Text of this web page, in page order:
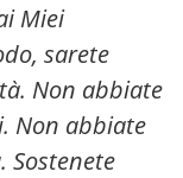
Miei
sarete
Non abbiate
Non abbiate
Sostenete